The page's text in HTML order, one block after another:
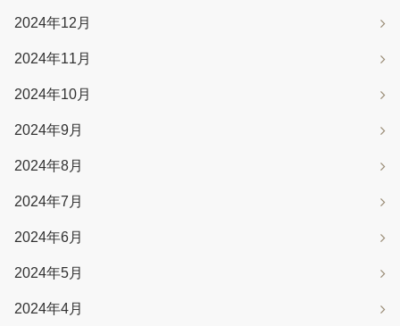
2024年12月
2024年11月
2024年10月
2024年9月
2024年8月
2024年7月
2024年6月
2024年5月
2024年4月